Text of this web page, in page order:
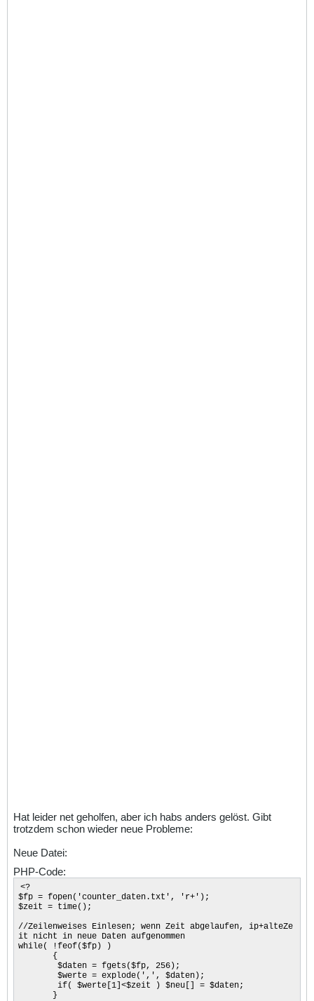
Hat leider net geholfen, aber ich habs anders gelöst. Gibt
trotzdem schon wieder neue Probleme:
Neue Datei:
PHP-Code:
<?
$fp = fopen('counter_daten.txt', 'r+');
$zeit = time();
//Zeilenweises Einlesen; wenn Zeit abgelaufen, ip+alteZe
it nicht in neue Daten aufgenommen
while( !feof($fp) )
{
$daten = fgets($fp, 256);
$werte = explode(',', $daten);
if( $werte[1]<$zeit ) $neu[] = $daten;
}